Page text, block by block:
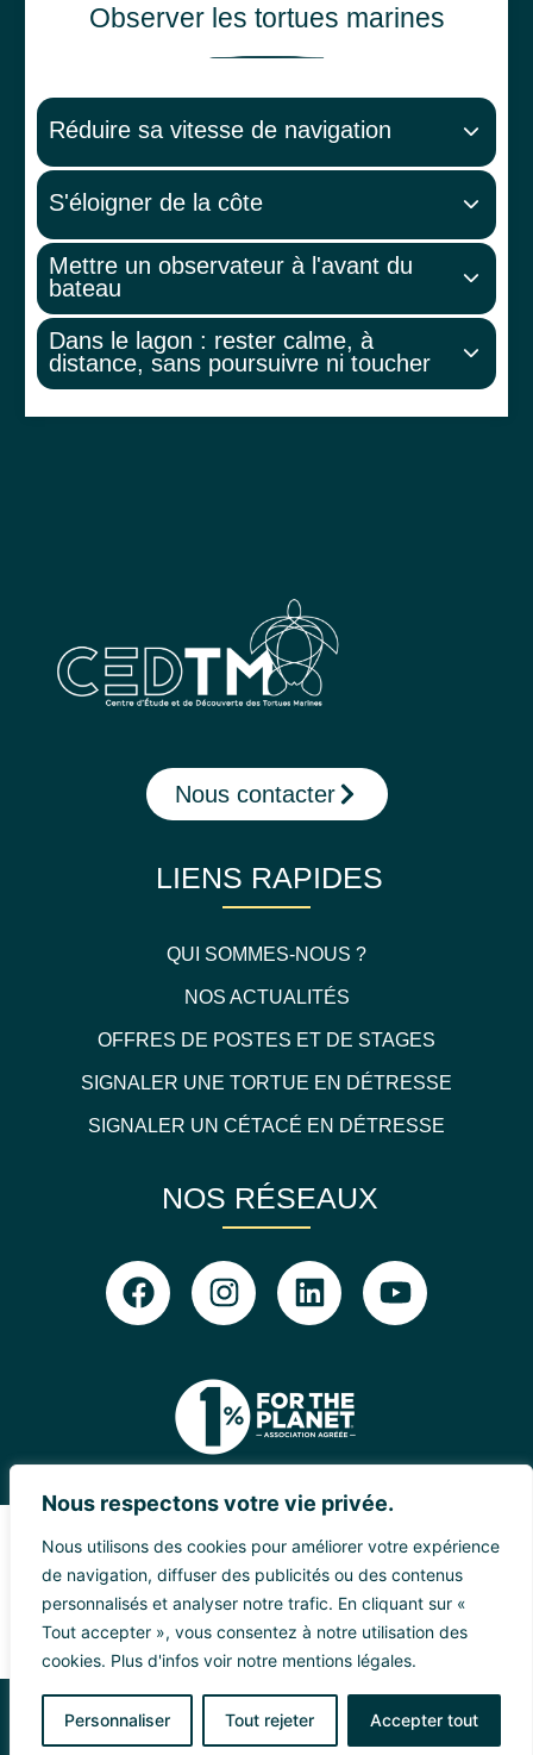
Nous respectons votre vie privée.
Nous utilisons des cookies pour améliorer votre expérience
de navigation, diffuser des publicités ou des contenus
personnalisés et analyser notre trafic. En cliquant sur «
Tout accepter », vous consentez à notre utilisation des
cookies. Plus d'infos voir notre mentions légales.
Personnaliser Tout rejeter Accepter tout
Observer les tortues marines
Réduire sa vitesse de navigation
S'éloigner de la côte
Mettre un observateur à l'avant du
bateau
Dans le lagon : rester calme, à
distance, sans poursuivre ni toucher
Nous contacter
LIENS RAPIDES
QUI SOMMES-NOUS ?
NOS ACTUALITÉS
OFFRES DE POSTES ET DE STAGES
SIGNALER UNE TORTUE EN DÉTRESSE
SIGNALER UN CÉTACÉ EN DÉTRESSE
NOS RÉSEAUX
Soutiens financiers principaux
© CEDTM